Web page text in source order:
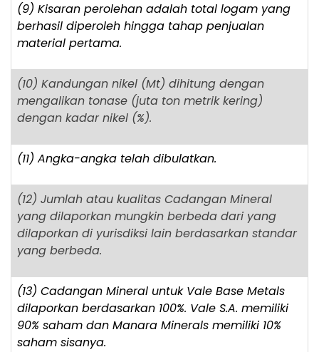
(9) Kisaran perolehan adalah total logam yang
berhasil diperoleh hingga tahap penjualan
material pertama.
(10) Kandungan nikel (Mt) dihitung dengan
mengalikan tonase (juta ton metrik kering)
dengan kadar nikel (%).
(11) Angka-angka telah dibulatkan.
(12) Jumlah atau kualitas Cadangan Mineral
yang dilaporkan mungkin berbeda dari yang
dilaporkan di yurisdiksi lain berdasarkan standar
yang berbeda.
(13) Cadangan Mineral untuk Vale Base Metals
dilaporkan berdasarkan 100%. Vale S.A. memiliki
90% saham dan Manara Minerals memiliki 10%
saham sisanya.